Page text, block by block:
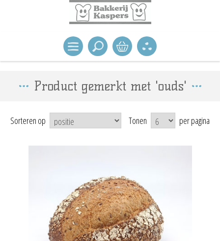
Product gemerkt met 'ouds'
Sorteren op Tonen per pagina